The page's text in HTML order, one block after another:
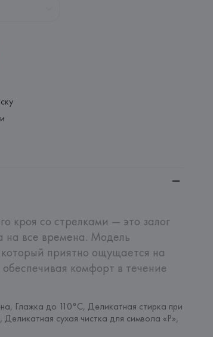
кроя со стрелками — это залог
на все времена. Модель
приятно ощущается на
комфорт в течение
Глажка до 110°C, Деликатная стирка при
сухая чистка для символа «P»,